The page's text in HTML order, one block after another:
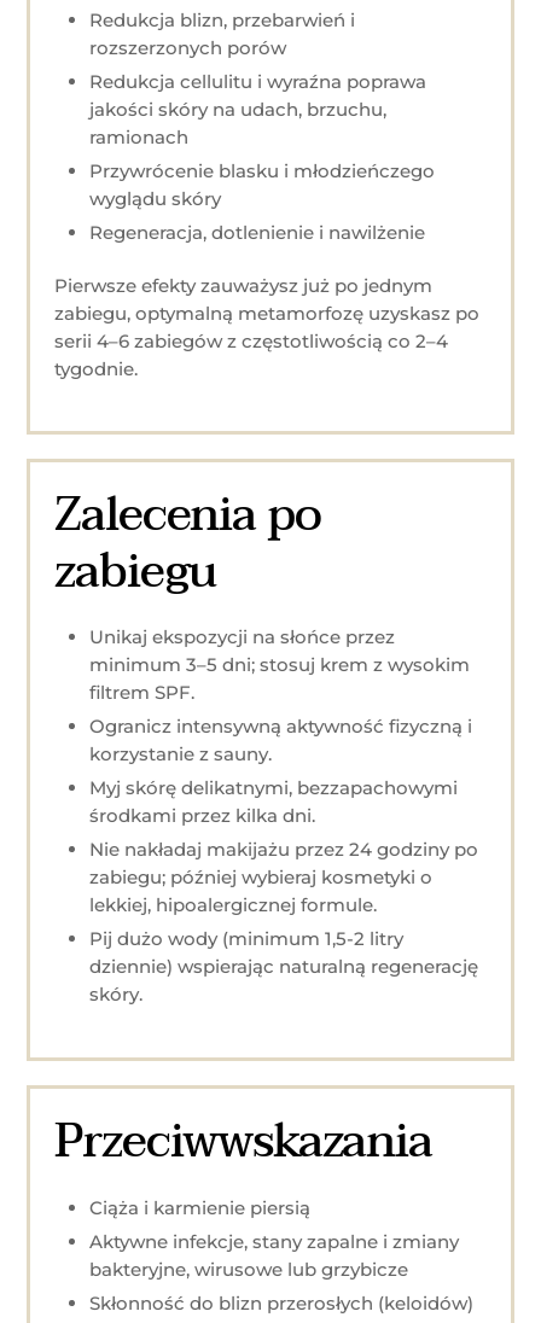
Redukcja blizn, przebarwień i
rozszerzonych porów
Redukcja cellulitu i wyraźna poprawa
jakości skóry na udach, brzuchu,
ramionach
Przywrócenie blasku i młodzieńczego
wyglądu skóry
Regeneracja, dotlenienie i nawilżenie
Pierwsze efekty zauważysz już po jednym
zabiegu, optymalną metamorfozę uzyskasz po
serii 4–6 zabiegów z częstotliwością co 2–4
tygodnie.
Zalecenia po
zabiegu
Unikaj ekspozycji na słońce przez
minimum 3–5 dni; stosuj krem z wysokim
filtrem SPF.
Ogranicz intensywną aktywność fizyczną i
korzystanie z sauny.
Myj skórę delikatnymi, bezzapachowymi
środkami przez kilka dni.
Nie nakładaj makijażu przez 24 godziny po
zabiegu; później wybieraj kosmetyki o
lekkiej, hipoalergicznej formule.
Pij dużo wody (minimum 1,5-2 litry
dziennie) wspierając naturalną regenerację
skóry.
Przeciwwskazania
Ciąża i karmienie piersią
Aktywne infekcje, stany zapalne i zmiany
bakteryjne, wirusowe lub grzybicze
Skłonność do blizn przerosłych (keloidów)